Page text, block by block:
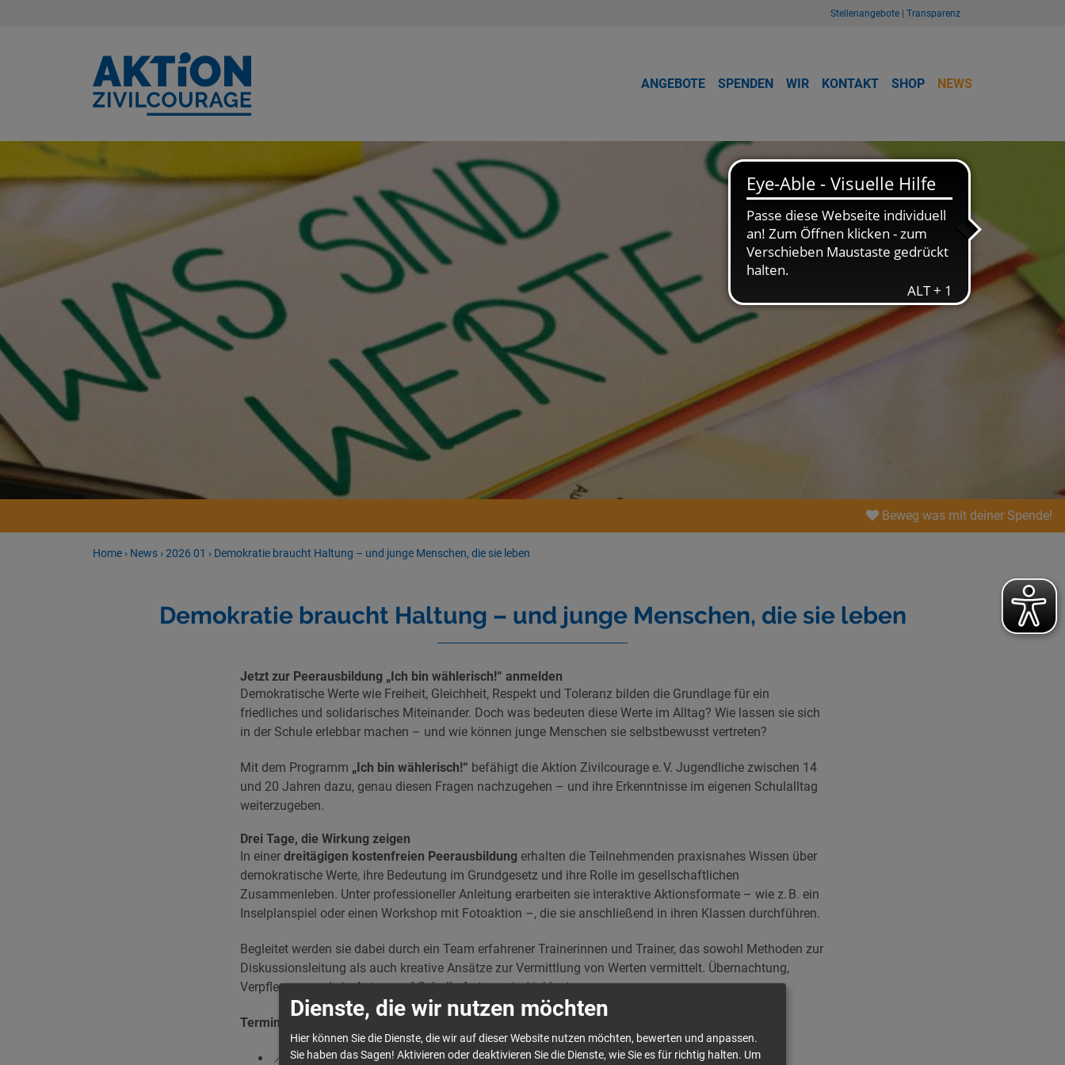
Stellenangebote Transparenz
ANGEBOTE SPENDEN WIR KONTAKT SHOP NEWS
Beweg was mit deiner Spende!
Home › News ›2026 01 › Demokratie braucht Haltung – und junge Menschen, die sie leben
Demokratie braucht Haltung – und junge Menschen, die sie leben
Jetzt zur Peerausbildung „Ich bin wählerisch!“ anmelden
Demokratische Werte wie Freiheit, Gleichheit, Respekt und Toleranz bilden die Grundlage für ein
friedliches und solidarisches Miteinander. Doch was bedeuten diese Werte im Alltag? Wie lassen sie sich
in der Schule erlebbar machen – und wie können junge Menschen sie selbstbewusst vertreten?
Mit dem Programm „Ich bin wählerisch!“ befähigt die Aktion Zivilcourage e. V. Jugendliche zwischen 14
und 20 Jahren dazu, genau diesen Fragen nachzugehen – und ihre Erkenntnisse im eigenen Schulalltag
weiterzugeben.
Drei Tage, die Wirkung zeigen
In einer dreitägigen kostenfreien Peerausbildung erhalten die Teilnehmenden praxisnahes Wissen über
demokratische Werte, ihre Bedeutung im Grundgesetz und ihre Rolle im gesellschaftlichen
Zusammenleben. Unter professioneller Anleitung erarbeiten sie interaktive Aktionsformate – wie z. B. ein
Inselplanspiel oder einen Workshop mit Fotoaktion –, die sie anschließend in ihren Klassen durchführen.
Begleitet werden sie dabei durch ein Team erfahrener Trainerinnen und Trainer, das sowohl Methoden zur
Diskussionsleitung als auch kreative Ansätze zur Vermittlung von Werten vermittelt. Übernachtung,
Verpflegung und ein Antrag auf Schulbefreiung sind inklusive.
Termine und Orte 2026
📍 Plauen:Do. – Sa., 26.03. – 28.03.2026
Dienste, die wir nutzen möchten
Hier können Sie die Dienste, die wir auf dieser Website nutzen möchten, bewerten und anpassen.
Sie haben das Sagen! Aktivieren oder deaktivieren Sie die Dienste, wie Sie es für richtig halten. Um